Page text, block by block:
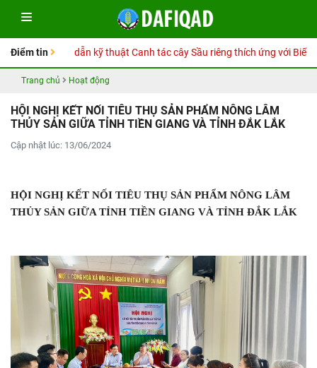
Điểm tin
tay Hướng dẫn kỹ thuật Canh tác cây Sầu riêng thích ứng với Biến đổi
Trang chủ Hoạt động
HỘI NGHỊ KẾT NỐI TIÊU THỤ SẢN PHẨM NÔNG LÂM
THỦY SẢN GIỮA TỈNH TIỀN GIANG VÀ TỈNH ĐẮK LẮK
Cập nhật lúc: 13/06/2024
HỘI NGHỊ KẾT NỐI TIÊU THỤ SẢN PHẨM NÔNG LÂM
THỦY SẢN GIỮA TỈNH TIỀN GIANG VÀ TỈNH ĐẮK LẮK